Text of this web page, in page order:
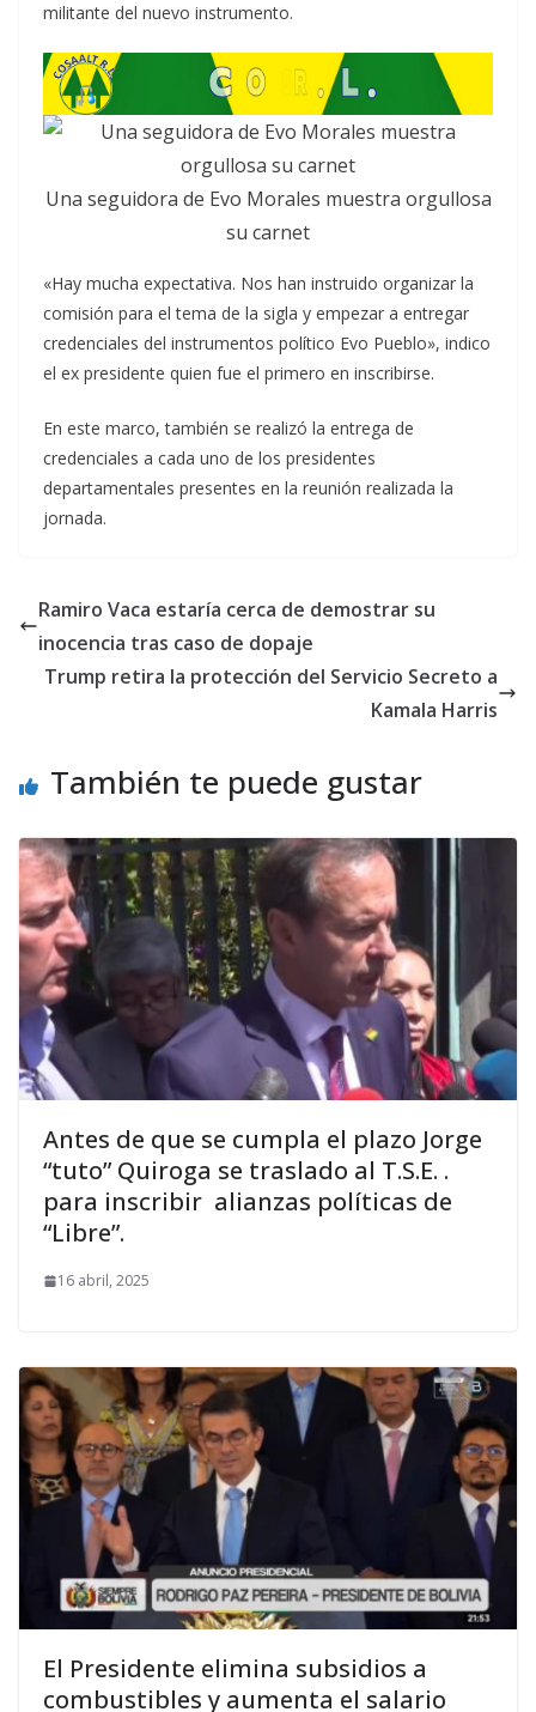
militante del nuevo instrumento.
Una seguidora de Evo Morales muestra orgullosa
su carnet
«Hay mucha expectativa. Nos han instruido organizar la
comisión para el tema de la sigla y empezar a entregar
credenciales del instrumentos político Evo Pueblo», indico
el ex presidente quien fue el primero en inscribirse.
En este marco, también se realizó la entrega de
credenciales a cada uno de los presidentes
departamentales presentes en la reunión realizada la
jornada.
Ramiro Vaca estaría cerca de demostrar su
inocencia tras caso de dopaje
Trump retira la protección del Servicio Secreto a
Kamala Harris
También te puede gustar
Antes de que se cumpla el plazo Jorge
“tuto” Quiroga se traslado al T.S.E. .
para inscribir alianzas políticas de
“Libre”.
16 abril, 2025
El Presidente elimina subsidios a
combustibles y aumenta el salario